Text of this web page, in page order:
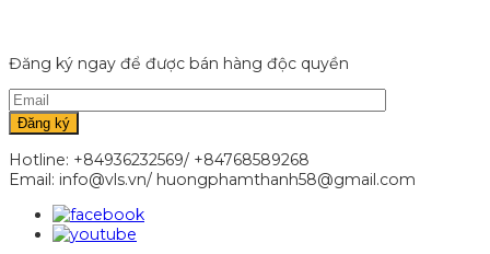
Đăng ký ngay để được bán hàng độc quyền
Hotline: +84936232569/ +84768589268
Email: info@vls.vn/ huongphamthanh58@gmail.com